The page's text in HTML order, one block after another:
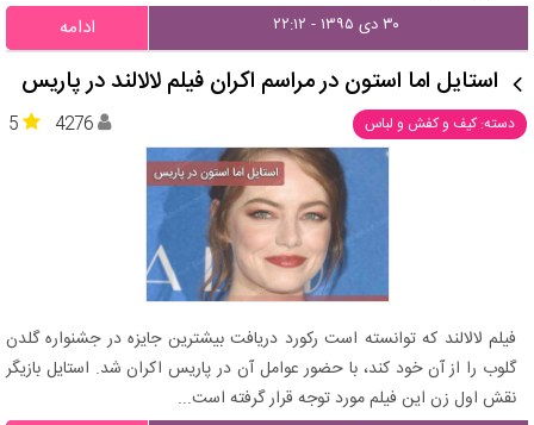
۳۰ دی ۱۳۹۵ - ۲۲:۱۲ ادامه
استایل اما استون در مراسم اکران فیلم لالالند در پاریس
دسته: کیف و کفش و لباس 5 4276
فیلم لالالند که توانسته است رکورد دریافت بیشترین جایزه در جشنواره گلدن
گلوب را از آن خود کند، با حضور عوامل آن در پاریس اکران شد. استایل بازیگر
نقش اول زن این فیلم مورد توجه قرار گرفته است...